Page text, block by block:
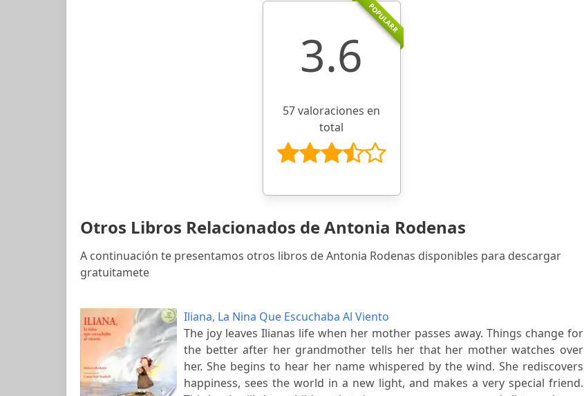
POPULARR
3.6
57 valoraciones en
total
Otros Libros Relacionados de Antonia Rodenas
A continuación te presentamos otros libros de Antonia Rodenas disponibles para descargar
gratuitamete
Iliana, La Nina Que Escuchaba Al Viento
The joy leaves Ilianas life when her mother passes away. Things change for
the better after her grandmother tells her that her mother watches over
her. She begins to hear her name whispered by the wind. She rediscovers
happiness, sees the world in a new light, and makes a very special friend.